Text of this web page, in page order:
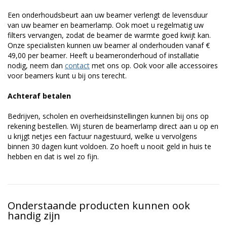
Een onderhoudsbeurt aan uw beamer verlengt de levensduur
van uw beamer en beamerlamp. Ook moet u regelmatig uw
filters vervangen, zodat de beamer de warmte goed kwijt kan.
Onze specialisten kunnen uw beamer al onderhouden vanaf €
49,00 per beamer. Heeft u beameronderhoud of installatie
nodig, neem dan contact met ons op. Ook voor alle accessoires
voor beamers kunt u bij ons terecht.
Achteraf betalen
Bedrijven, scholen en overheidsinstellingen kunnen bij ons op
rekening bestellen. Wij sturen de beamerlamp direct aan u op en
u krijgt netjes een factuur nagestuurd, welke u vervolgens
binnen 30 dagen kunt voldoen. Zo hoeft u nooit geld in huis te
hebben en dat is wel zo fijn.
Onderstaande producten kunnen ook
handig zijn